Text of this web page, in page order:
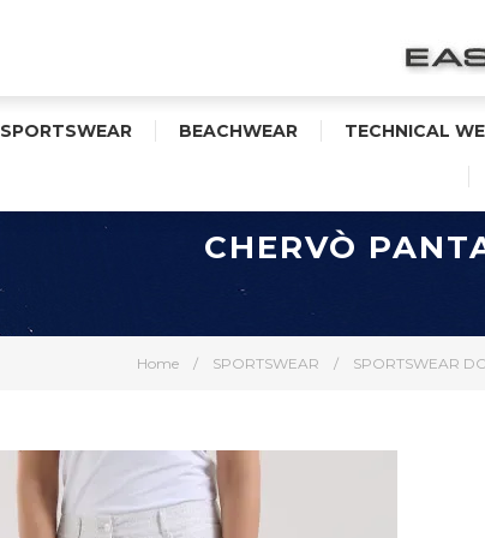
SPORTSWEAR BEACHWEAR TECHNICAL
Home / SPORTSWEAR / SPORTSWEAR
CHERVÒ